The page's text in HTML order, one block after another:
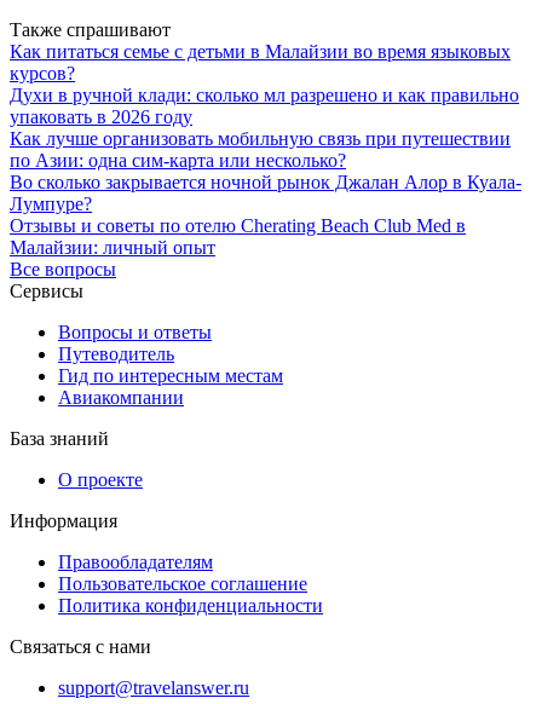
Также спрашивают
Как питаться семье с детьми в Малайзии во время языковых
курсов?
Духи в ручной клади: сколько мл разрешено и как правильно
упаковать в 2026 году
Как лучше организовать мобильную связь при путешествии
по Азии: одна сим-карта или несколько?
Во сколько закрывается ночной рынок Джалан Алор в Куала-
Лумпуре?
Отзывы и советы по отелю Cherating Beach Club Med в
Малайзии: личный опыт
Все вопросы
Сервисы
Вопросы и ответы
Путеводитель
Гид по интересным местам
Авиакомпании
База знаний
О проекте
Информация
Правообладателям
Пользовательское соглашение
Политика конфиденциальности
Связаться с нами
support@travelanswer.ru